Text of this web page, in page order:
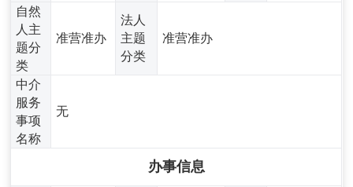
自然
人主
题分
类
准营准办
法人
主题
分类
准营准办
中介
服务
事项
名称
无
办事信息